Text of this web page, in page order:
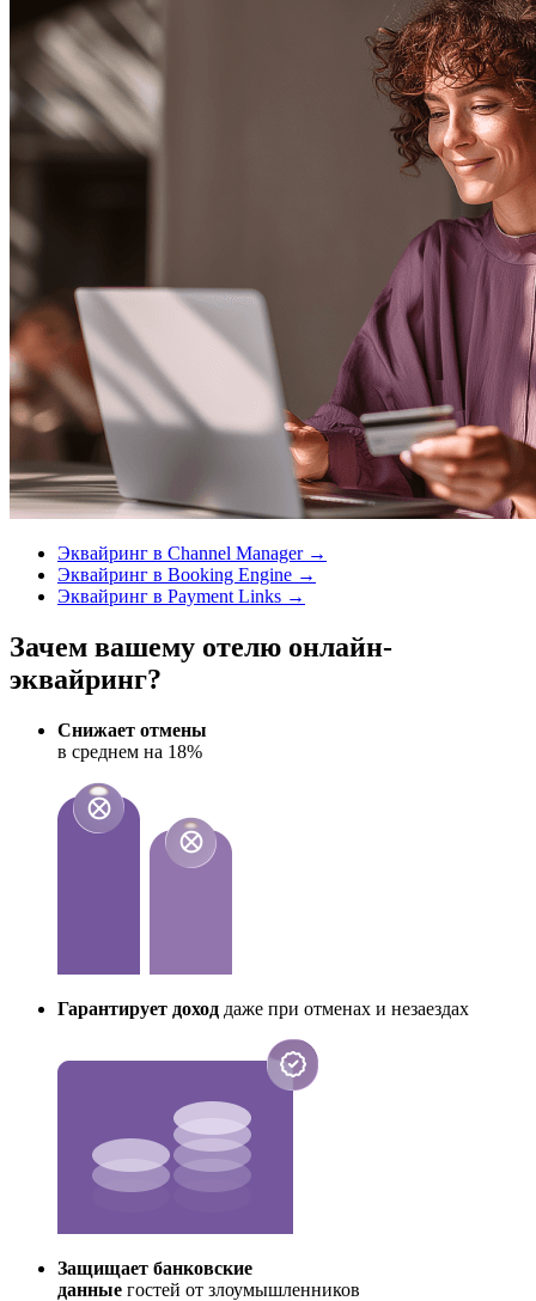
Эквайринг в Channel Manager →
Эквайринг в Booking Engine →
Эквайринг в Payment Links →
Зачем вашему отелю онлайн-
эквайринг?
Снижает отмены
в среднем на 18%
Гарантирует доход даже при отменах и незаездах
Защищает банковские
данные гостей от злоумышленников